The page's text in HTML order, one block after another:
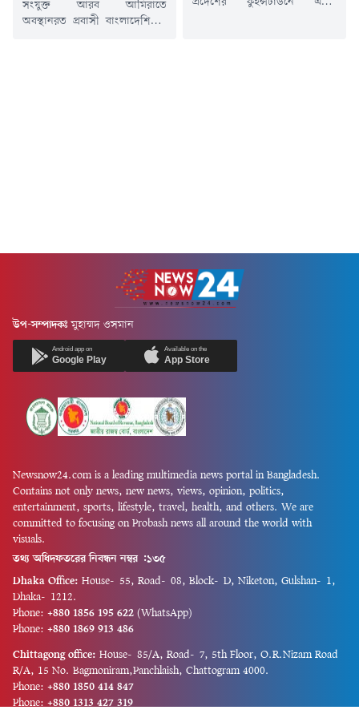
সংযুক্ত আরব আমিরাতে
অবস্থানরত প্রবাসী বাংলাদেশিদের
উপ-সম্পাদকঃ মুহাম্মদ ওসমান
Android app on
Google Play
Available on the
App Store
Newsnow24.com is a leading multimedia news portal in Bangladesh.
Contains not only news, new news, views, opinion, politics,
entertainment, sports, lifestyle, travel, health, and others. We are
committed to focusing on Probash news all around the world with
visuals.
তথ্য অধিদফতরের নিবন্ধন নম্বর :১৩৫
Dhaka Office: House-55, Road-08, Block-D, Niketon, Gulshan-1,
Dhaka-1212.
Phone: +880 1856 195 622 (WhatsApp)
Phone: +880 1869 913 486
Chittagong office: House-85/A, Road-7, 5th Floor, O.R.Nizam Road
R/A, 15 No. Bagmoniram,Panchlaish, Chattogram 4000.
Phone: +880 1850 414 847
Phone: +880 1313 427 319